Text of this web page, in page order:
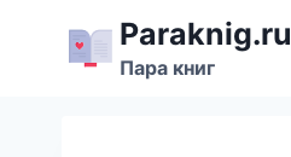
содержимому
Paraknig.ru
Пара книг